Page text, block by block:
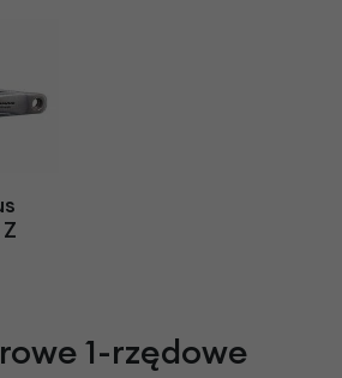
1-rzędowe